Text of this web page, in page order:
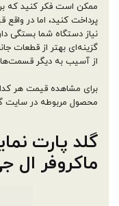
ممکن است فکر کنید که
پرداخت کنید، اما در واقع
نیاز دستگاه شما بستگی
گزینه‌ای بهتر از قطعات
از آسیب به دیگر
برای مشاهده قیمت هر
محصول مربوطه در سایت
گلد پارت
ماکروفر ال